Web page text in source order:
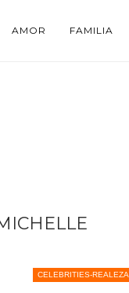
AMOR FAMILIA
CELEBRITIES-REALEZA